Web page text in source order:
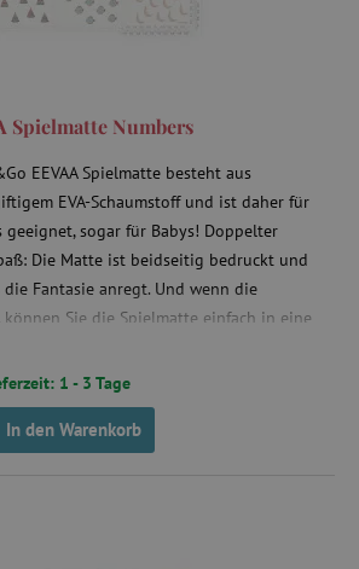
Spielmatte Numbers
EEVAA Spielmatte besteht aus
EVA-Schaumstoff und ist daher für
sogar für Babys! Doppelter
Die Matte ist beidseitig bedruckt und
Fantasie anregt. Und wenn die
Sie die Spielmatte einfach in eine
und all Ihre Spielsachen
1 - 3 Tage
In den Warenkorb